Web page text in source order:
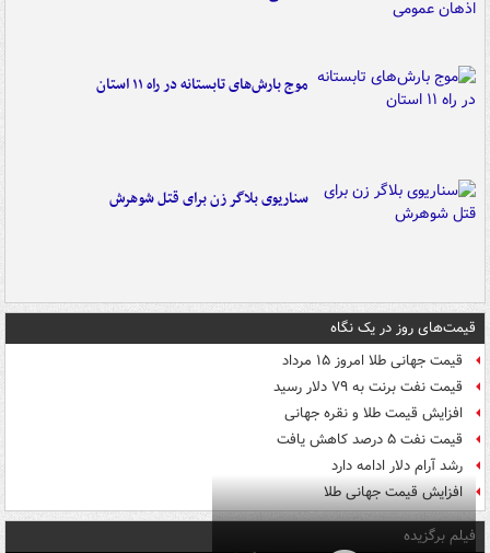
موج بارش‌های تابستانه در راه ۱۱ استان
سناریوی بلاگر زن برای قتل شوهرش
قیمت‌های روز در یک نگاه
قیمت جهانی طلا امروز ۱۵ مرداد
قیمت نفت برنت به ۷۹ دلار رسید
افزایش قیمت طلا و نقره جهانی
قیمت نفت ۵ درصد کاهش یافت
رشد آرام دلار ادامه دارد
افزایش قیمت جهانی طلا
فیلم برگزیده